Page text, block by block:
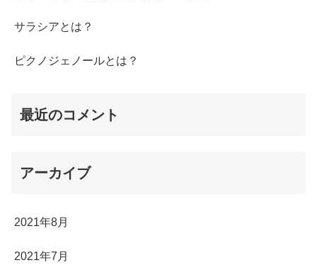
サラシアとは？
ピクノジェノールとは？
最近のコメント
アーカイブ
2021年8月
2021年7月